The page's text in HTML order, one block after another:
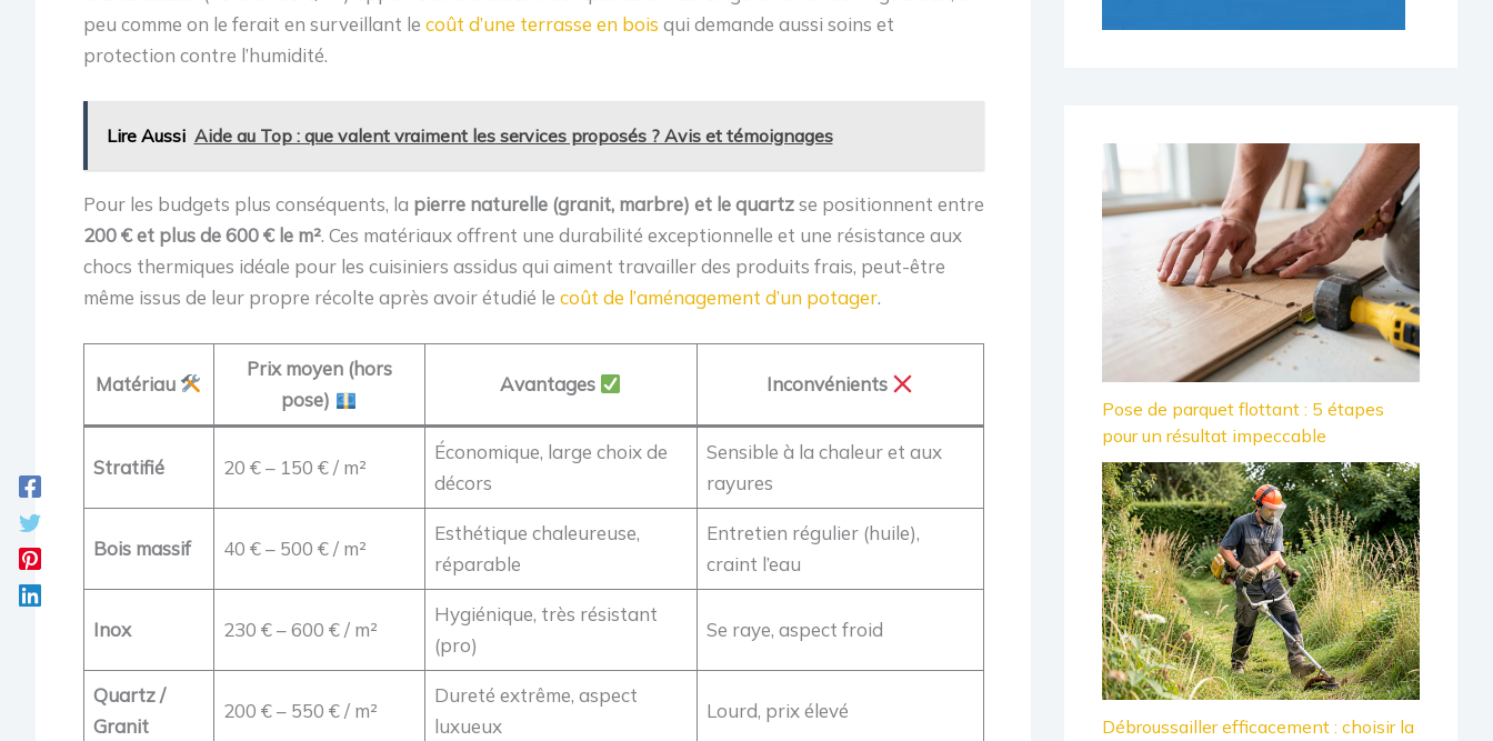
peu comme on le ferait en surveillant le coût d’une terrasse en bois qui demande aussi soins et
protection contre l’humidité.
Lire Aussi Aide au Top : que valent vraiment les services proposés ? Avis et témoignages
Pour les budgets plus conséquents, la pierre naturelle (granit, marbre) et le quartzse positionnent entre
200 € et plus de 600 € le m². Ces matériaux offrent une durabilité exceptionnelle et une résistance aux
chocs thermiques idéale pour les cuisiniers assidus qui aiment travailler des produits frais, peut-être
même issus de leur propre récolte après avoir étudié le coût de l’aménagement d’un potager.
Matériau
Prix moyen (hors
pose)
Avantages Inconvénients
Stratifié 20 € – 150 € / m²
Économique, large choix de
décors
Sensible à la chaleur et aux
rayures
Bois massif 40 € – 500 € / m²
Esthétique chaleureuse,
réparable
Entretien régulier (huile),
craint l’eau
Inox 230 € – 600 € / m²
Hygiénique, très résistant
(pro)
Se raye, aspect froid
Quartz /
Granit
200 € – 550 € / m²
Dureté extrême, aspect
luxueux
Lourd, prix élevé
Pose de parquet flottant : 5 étapes
pour un résultat impeccable
Débroussailler efficacement : choisir la